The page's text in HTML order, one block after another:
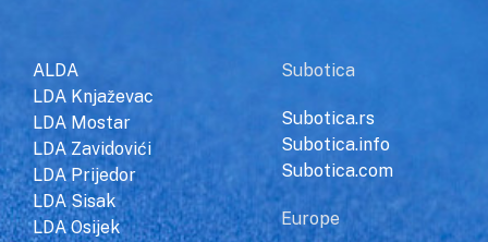
ALDA
LDA Knjaževac
LDA Mostar
LDA Zavidovići
LDA Prijedor
LDA Sisak
LDA Osijek
Subotica
Subotica.rs
Subotica.info
Subotica.com
Europe